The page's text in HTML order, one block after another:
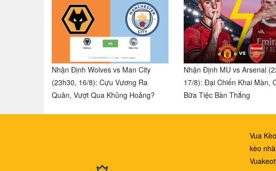
Nhận Định Wolves vs Man City
(23h30, 16/8): Cựu Vương Ra
Quân, Vượt Qua Khủng Hoảng?
Nhận Định MU vs Arsenal
17/8): Đại Chiến Khai Màn,
Bữa Tiệc Bàn Thắng
Vua
kèo